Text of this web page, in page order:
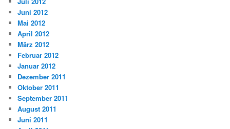
Juni 2012
Mai 2012
April 2012
März 2012
Februar 2012
Januar 2012
Dezember 2011
Oktober 2011
September 2011
August 2011
Juni 2011